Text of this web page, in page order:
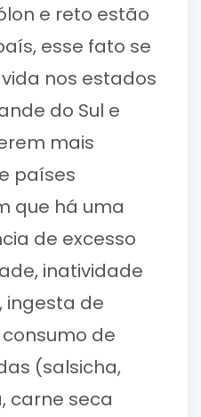
e reto estão
esse fato se
nos estados
do Sul e
mais
países
que há uma
de excesso
inatividade
ingesta de
de
(salsicha,
carne seca